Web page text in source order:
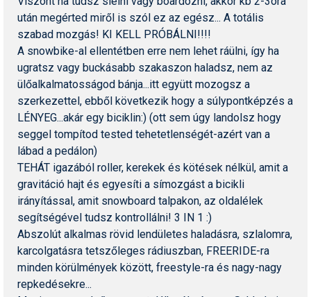
Portálinfo
Rajzok
Síbérletárak
Síbörze
Sícipő
Sífelszerelés
Sífutás
Síléc
Símánia
Síoktatás
után megérted miről is szól ez az egész... A totális
szabad mozgás! KI KELL PRÓBÁLNI!!!!
A snowbike-al ellentétben erre nem lehet ráülni, így ha
ugratsz vagy buckásabb szakaszon haladsz, nem az
ülőalkalmatosságod bánja...itt együtt mozogsz a
szerkezettel, ebből következik hogy a súlypontképzés a
LÉNYEG...akár egy biciklin:) (ott sem úgy landolsz hogy
seggel tompítod tested tehetetlenségét-azért van a
lábad a pedálon)
TEHÁT igazából roller, kerekek és kötések nélkül, amit a
gravitáció hajt és egyesíti a símozgást a bicikli
irányítással, amit snowboard talpakon, az oldalélek
segítségével tudsz kontrollálni! 3 IN 1 :)
Abszolút alkalmas rövid lendületes haladásra, szlalomra,
karcolgatásra tetszőleges rádiuszban, FREERIDE-ra
minden körülmények között, freestyle-ra és nagy-nagy
repkedésekre...